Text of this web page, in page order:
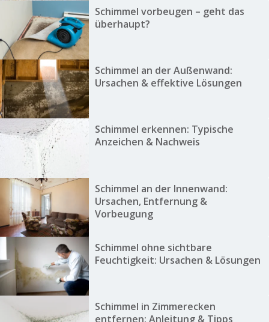
Schimmel vorbeugen – geht das
überhaupt?
Schimmel an der Außenwand:
Ursachen & effektive Lösungen
Schimmel erkennen: Typische
Anzeichen & Nachweis
Schimmel an der Innenwand:
Ursachen, Entfernung &
Vorbeugung
Schimmel ohne sichtbare
Feuchtigkeit: Ursachen & Lösungen
Schimmel in Zimmerecken
entfernen: Anleitung & Tipps